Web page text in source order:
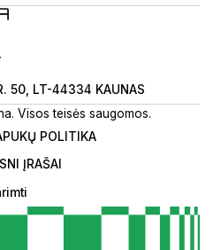
50, LT-44334 KAUNAS
Visos teisės saugomos.
POLITIKA
ĮRAŠAI
rimti